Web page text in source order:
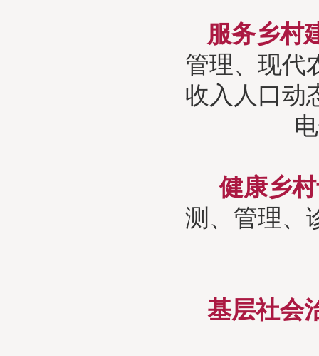
服务乡村
管理、现代
收入人口动
健康乡
测、管理、
基层社会